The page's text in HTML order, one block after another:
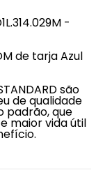
-
de tarja Azul
são
de qualidade
padrão, que
maior vida útil